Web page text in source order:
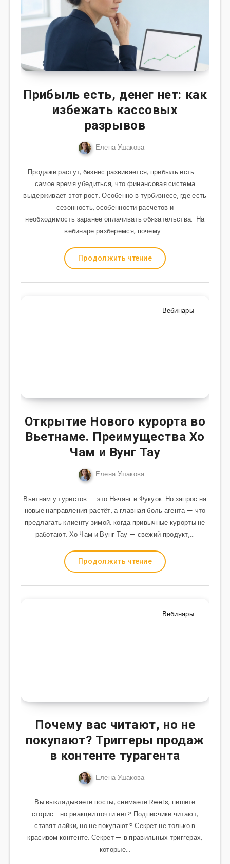
Прибыль есть, денег нет: как
избежать кассовых
разрывов
Елена Ушакова
Продажи растут, бизнес развивается, прибыль есть —
самое время убедиться, что финансовая система
выдерживает этот рост. Особенно в турбизнесе, где есть
сезонность, особенности расчетов и
необходимость заранее оплачивать обязательства. На
вебинаре разберемся, почему…
Продолжить чтение
Вебинары
Открытие Нового курорта во
Вьетнаме. Преимущества Хо
Чам и Вунг Тау
Елена Ушакова
Вьетнам у туристов — это Нячанг и Фукуок. Но запрос на
новые направления растёт, а главная боль агента — что
предлагать клиенту зимой, когда привычные курорты не
работают. Хо Чам и Вунг Тау — свежий продукт,…
Продолжить чтение
Вебинары
Почему вас читают, но не
покупают? Триггеры продаж
в контенте турагента
Елена Ушакова
Вы выкладываете посты, снимаете Reels, пишете
сторис… но реакции почти нет? Подписчики читают,
ставят лайки, но не покупают? Секрет не только в
красивом контенте. Секрет — в правильных триггерах,
которые…